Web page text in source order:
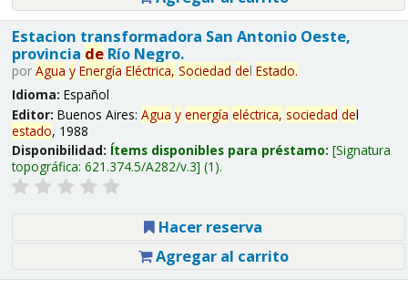
Estacion transformadora San Antonio Oeste,
provincia deRío Negro.
por Agua y Energía Eléctrica, Sociedad del Estado.
Idioma: Español
Editor: Buenos Aires: Agua y energía eléctrica, sociedad del
estado, 1988
Disponibilidad: Ítems disponibles para préstamo: Signatura
topográfica: 621.374.5/A282/v.3 (1).
Hacer reserva
Agregar al carrito